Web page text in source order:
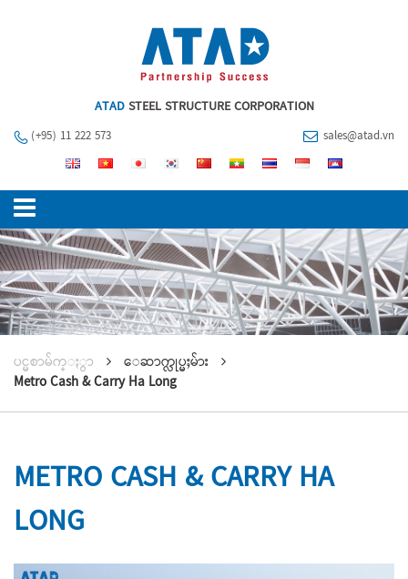
ATADSTEEL STRUCTURE CORPORATION
(+95) 11 222 573 sales@atad.vn
ပင္မစာမ်က္ႏွာ
ေဆာက္လုပ္မႈမ်ား
Metro Cash & Carry Ha Long
METRO CASH & CARRY HA
LONG